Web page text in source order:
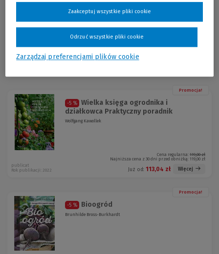
wymarzoną rabatę
Najniższa cena z 30 dni przed obniżką:
Promocja!
-5 %
Wielka księga ogrodnika i
działkowca Praktyczny poradnik
Wolfgang Kawollek
Cena regularna: 119,00 zł
Najniższa cena z 30 dni przed obniżką: 119,00 zł
Już od: 113,04 zł Więcej
publicat
Rok publikacji: 2022
Promocja!
-5 % Bioogród
Brunhilde Bross-Burkhardt
Zarządzaj preferencjami plików cookie
Odrzuć wszystkie pliki cookie
Zaakceptuj wszystkie pliki cookie